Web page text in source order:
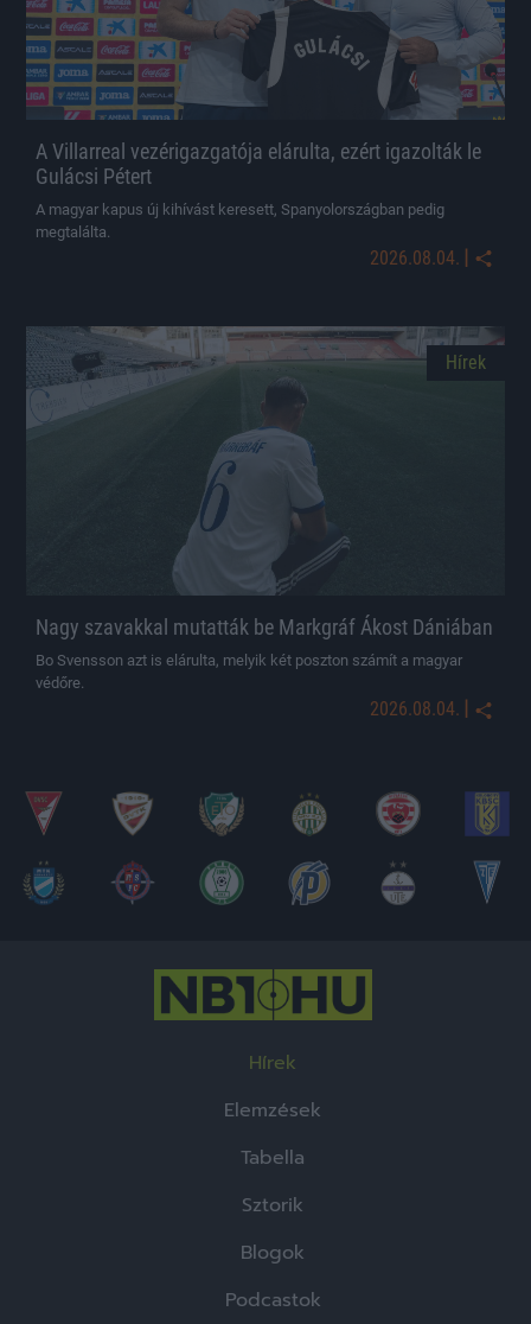
A Villarreal vezérigazgatója elárulta, ezért igazolták le
Gulácsi Pétert
A magyar kapus új kihívást keresett, Spanyolországban pedig
megtalálta.
2026.08.04. |
Hírek
Nagy szavakkal mutatták be Markgráf Ákost Dániában
Bo Svensson azt is elárulta, melyik két poszton számít a magyar
védőre.
2026.08.04. |
Hírek
Elemzések
Tabella
Sztorik
Blogok
Podcastok